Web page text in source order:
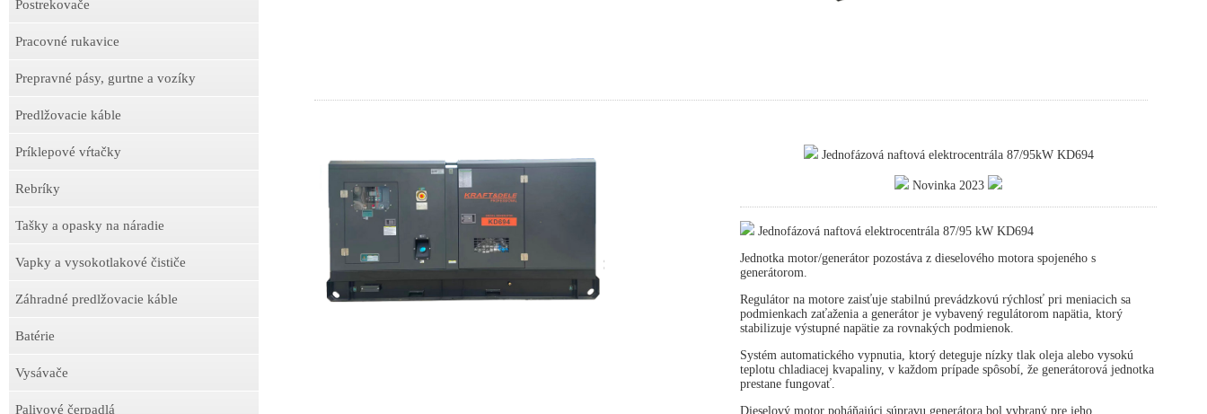
Postrekovače
Pracovné rukavice
Prepravné pásy, gurtne a vozíky
Predlžovacie káble
Príklepové vŕtačky
Rebríky
Tašky a opasky na náradie
Vapky a vysokotlakové čističe
Záhradné predlžovacie káble
Batérie
Vysávače
Palivové čerpadlá
Jednofázová naftová elektrocentrála 87/95kW KD694
Novinka 2023
Jednofázová naftová elektrocentrála 87/95 kW KD694
Jednotka motor/generátor pozostáva z dieselového motora spojeného s
generátorom.
Regulátor na motore zaisťuje stabilnú prevádzkovú rýchlosť pri meniacich sa
podmienkach zaťaženia a generátor je vybavený regulátorom napätia, ktorý
stabilizuje výstupné napätie za rovnakých podmienok.
Systém automatického vypnutia, ktorý deteguje nízky tlak oleja alebo vysokú
teplotu chladiacej kvapaliny, v každom prípade spôsobí, že generátorová jednotka
prestane fungovať.
Dieselový motor poháňajúci súpravu generátora bol vybraný pre jeho